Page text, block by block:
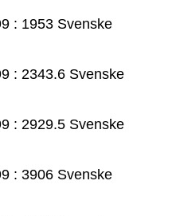
: 1953 Svenske
: 2343.6 Svenske
: 2929.5 Svenske
: 3906 Svenske